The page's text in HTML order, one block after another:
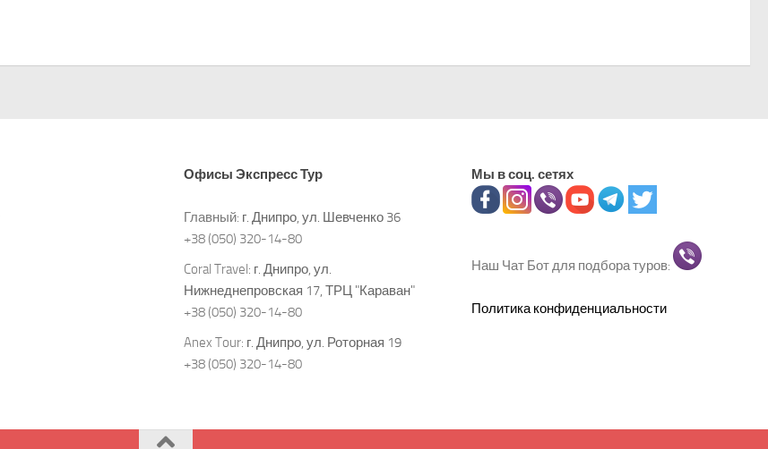
Офисы Экспресс Тур
Главный: г. Днипро, ул. Шевченко 36
+38 (050) 320-14-80
Coral Travel: г. Днипро, ул.
Нижнеднепровская 17, ТРЦ "Караван"
+38 (050) 320-14-80
Anex Tour: г. Днипро, ул. Роторная 19
+38 (050) 320-14-80
Мы в соц. сетях
Наш Чат Бот для подбора туров:
Политика конфиденциальности